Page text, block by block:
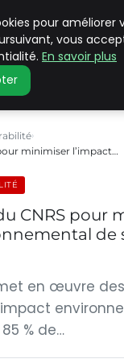
C
minimiser l’impact…
CNRS pour
de
met en œuvre
% de…
pour améliorer
vous
En savoir plus